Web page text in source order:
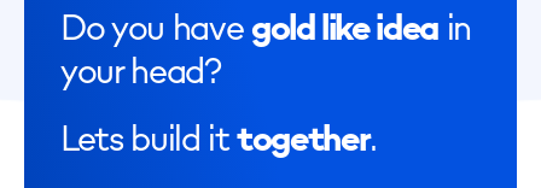
Do you havegold like idea in
your head?
Lets build ittogether.